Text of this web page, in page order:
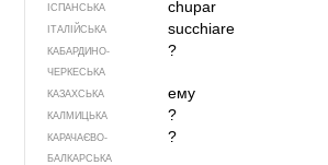
ІСПАНСЬКА chupar
ІТАЛІЙСЬКА succhiare
КАБАРДИНО-
ЧЕРКЕСЬКА
?
КАЗАХСЬКА ему
КАЛМИЦЬКА ?
КАРАЧАЄВО-
БАЛКАРСЬКА
?